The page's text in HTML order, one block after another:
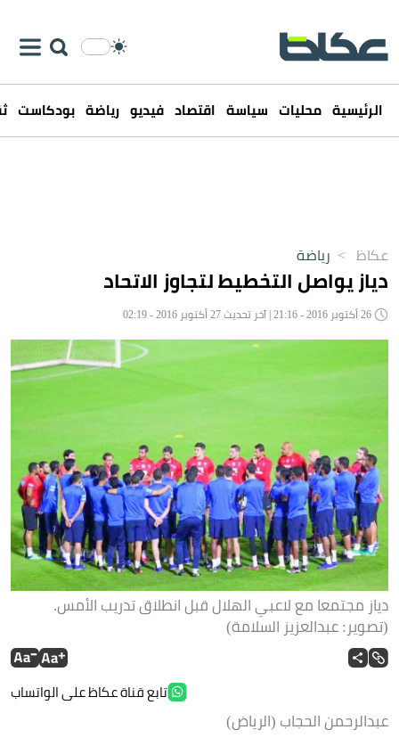
الرئيسية محليات سياسة اقتصاد فيديو رياضة بودكاست
عكاظ > رياضة
دياز يواصل التخطيط لتجاوز الاتحاد
دياز مجتمعا مع لاعبي الهلال قبل انطلاق تدريب الأمس.
(تصوير: عبدالعزيز السلامة)
تابع قناة عكاظ على الواتساب
عبدالرحمن الحجاب (الرياض)